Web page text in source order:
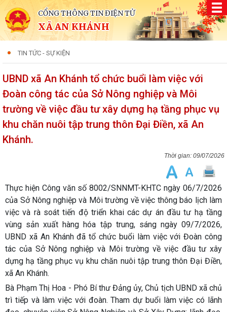
CỔNG THÔNG TIN ĐIỆN TỬ
XÃ AN KHÁNH
TIN TỨC - SỰ KIỆN
UBND xã An Khánh tổ chức buổi làm việc với
Đoàn công tác của Sở Nông nghiệp và Môi
trường về việc đầu tư xây dựng hạ tầng phục vụ
khu chăn nuôi tập trung thôn Đại Điền, xã An
Khánh.
09/07/2026
Thực hiện Công văn số 8002/SNNMT-KHTC ngày 06/7/2026
của Sở Nông nghiệp và Môi trường về việc thông báo lịch làm
việc và rà soát tiến độ triển khai các dự án đầu tư hạ tầng
vùng sản xuất hàng hóa tập trung, sáng ngày 09/7/2026,
UBND xã An Khánh đã tổ chức buổi làm việc với Đoàn công
tác của Sở Nông nghiệp và Môi trường về việc đầu tư xây
dựng hạ tầng phục vụ khu chăn nuôi tập trung thôn Đại Điền,
xã An Khánh.
Bà Phạm Thị Hoa - Phó Bí thư Đảng ủy, Chủ tịch UBND xã chủ
trì tiếp và làm việc với đoàn. Tham dự buổi làm việc có lãnh